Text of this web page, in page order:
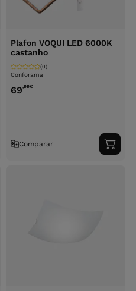
Plafon VOQUI LED 6000K
castanho
Conforama
(0)
69,99€
Comparar
ao